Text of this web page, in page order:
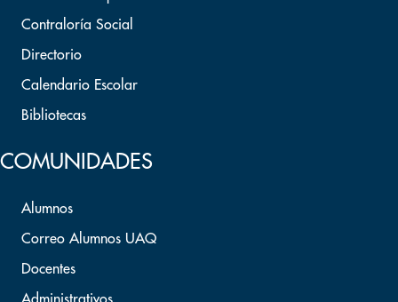
Contraloría Social
Directorio
Calendario Escolar
Bibliotecas
COMUNIDADES
Alumnos
Correo Alumnos UAQ
Docentes